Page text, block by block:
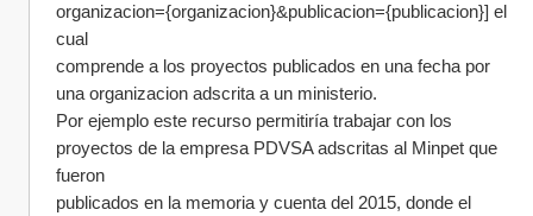
organizacion={organizacion}&publicacion={publicacion}] el
cual
comprende a los proyectos publicados en una fecha por
una organizacion adscrita a un ministerio.
Por ejemplo este recurso permitiría trabajar con los
proyectos de la empresa PDVSA adscritas al Minpet que
fueron
publicados en la memoria y cuenta del 2015, donde el